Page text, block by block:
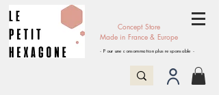
Concept Store
Made in France & Europe
- Pour une consommation plus responsable -